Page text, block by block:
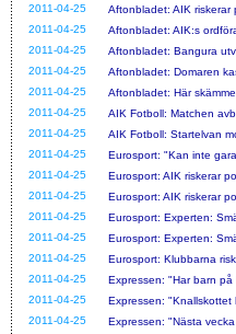
2011-04-25
Aftonbladet: AIK riskerar
2011-04-25
Aftonbladet: AIK:s
2011-04-25
Aftonbladet: Bangura
2011-04-25
Aftonbladet: Domaren
2011-04-25
Aftonbladet: Här
2011-04-25
AIK Fotboll: Matchen
2011-04-25
AIK Fotboll: Startelvan
2011-04-25
Eurosport: "Kan inte
2011-04-25
Eurosport: AIK riskerar
2011-04-25
Eurosport: AIK riskerar
2011-04-25
Eurosport: Experten:
2011-04-25
Eurosport: Experten:
2011-04-25
Eurosport: Klubbarna
2011-04-25
Expressen: "Har barn på
2011-04-25
Expressen: "Knallskottet
2011-04-25
Expressen: "Nästa